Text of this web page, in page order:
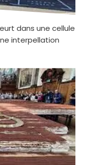
dans une cellule
interpellation